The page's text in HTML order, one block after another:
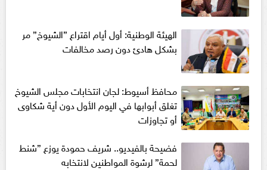
الهيئة الوطنية: أول أيام اقتراع ”الشيوخ” مر
بشكل هادئ دون رصد مخالفات
محافظ أسيوط: لجان انتخابات مجلس الشيوخ
تغلق أبوابها في اليوم الأول دون أية شكاوى
أو تجاوزات
فضيحة بالفيديو.. شريف حمودة يوزع ”شنط
لحمة” لرشوة المواطنين لانتخابه